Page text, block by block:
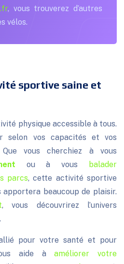
, vous trouverez d’autres
vélos.
sportive saine et
physique accessible à tous.
selon vos capacités et vos
vous cherchiez à vous
ou à vous
balader
parcs, cette activité sportive
apportera beaucoup de plaisir.
, vous découvrirez l’univers
pour votre santé et pour
vous aide àaméliorer votre